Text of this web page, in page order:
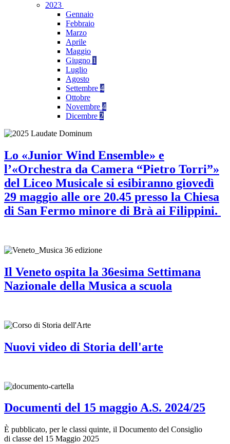
2023
Gennaio
Febbraio
Marzo
Aprile
Maggio
Giugno 1
Luglio
Agosto
Settembre 4
Ottobre
Novembre 4
Dicembre 2
Lo «Junior Wind Ensemble» e
l’«Orchestra da Camera “Pietro Torri”»
del Liceo Musicale si esibiranno giovedì
29 maggio alle ore 20.45 presso la Chiesa
di San Fermo minore di Brà ai Filippini.
Il Veneto ospita la 36esima Settimana
Nazionale della Musica a scuola
Nuovi video di Storia dell'arte
Documenti del 15 maggio A.S. 2024/25
È pubblicato, per le classi quinte, il Documento del Consiglio
di classe del 15 Maggio 2025